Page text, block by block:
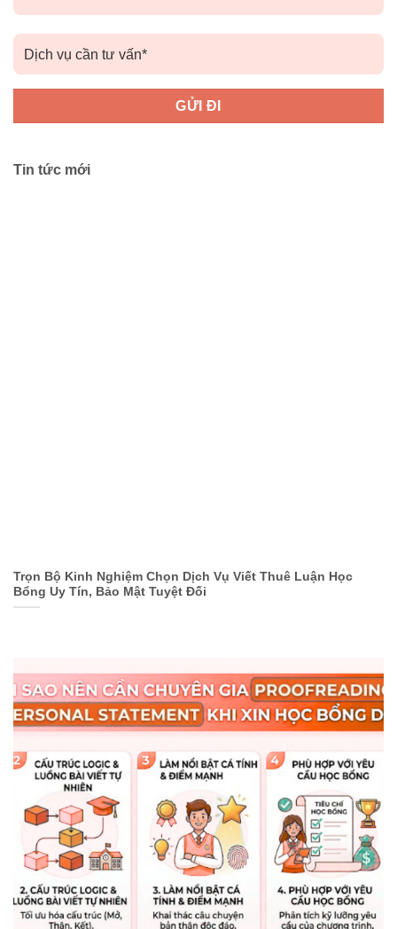
Tin tức mới
Trọn Bộ Kinh Nghiệm Chọn Dịch Vụ Viết Thuê Luận Học
Bổng Uy Tín, Bảo Mật Tuyệt Đối